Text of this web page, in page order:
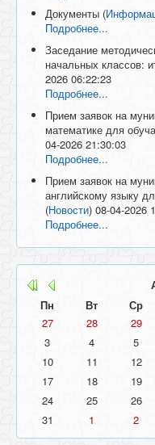
Документы (
Подробнее...
Заседание
начальных классов:
2026 06:22:23
Подробнее...
Прием заявок на
математике для
04-2026 21:30:03
Подробнее...
Прием заявок на
английскому языку
(Новости) 08-04-2026
Подробнее...
Пн
Вт Ср
27
28 29
3
4 5
10
11 12
17
18 19
24
25 26
31
1 2